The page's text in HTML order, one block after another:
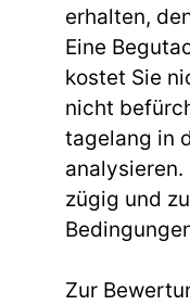
erhalten,
Eine
kostet Sie
nicht
tagelang in
analysieren.
zügig und
Zur